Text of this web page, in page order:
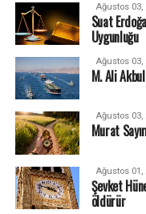
Ağustos 03,
Suat
Uygunluğu
Ağustos 03,
M. Ali
Ağustos 03,
Murat
Ağustos
Şevket
öldürür